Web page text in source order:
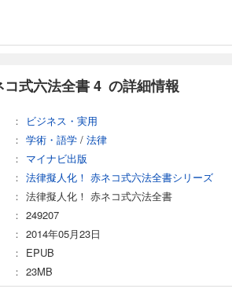
式六法全書 4 の詳細情報
ビジネス・実用
学術・語学 / 法律
マイナビ出版
法律擬人化！ 赤ネコ式六法全書シリーズ
法律擬人化！ 赤ネコ式六法全書
249207
2014年05月23日
EPUB
23MB